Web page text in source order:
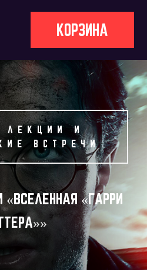
КОРЗИНА
ЛЕКЦИИ И
ВСТРЕЧИ
«ГАРРИ